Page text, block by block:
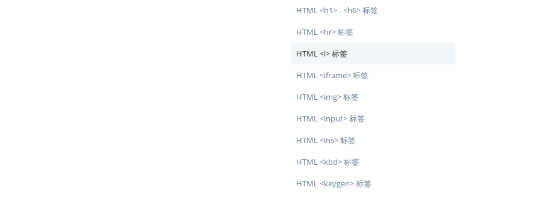
HTML <h1> - <h6> 标签
HTML <hr> 标签
HTML <i> 标签
HTML <iframe> 标签
HTML <img> 标签
HTML <input> 标签
HTML <ins> 标签
HTML <kbd> 标签
HTML <keygen> 标签